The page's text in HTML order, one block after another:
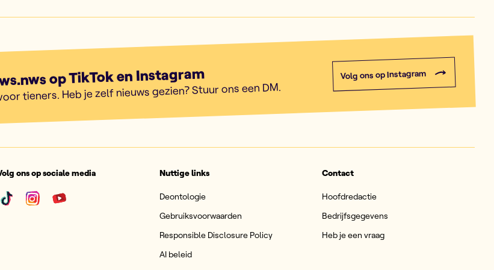
op TikTok en Instagram
tieners. Heb je zelf nieuws gezien? Stuur ons een DM.
Volg ons op Instagram
ons op sociale media Nuttige links
Deontologie
Gebruiksvoorwaarden
Responsible Disclosure Policy
AI beleid
Contact
Hoofdredactie
Bedrijfsgegevens
Heb je een vraag